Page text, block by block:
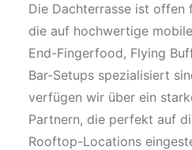
Die Dachterrasse ist offen
die auf hochwertige
End-Fingerfood, Flying
Bar-Setups spezialisiert
verfügen wir über ein
Partnern, die perfekt auf
Rooftop-Locations